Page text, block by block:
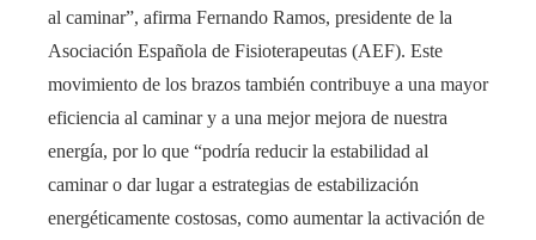
al caminar”, afirma Fernando Ramos, presidente de la
Asociación Española de Fisioterapeutas (AEF). Este
movimiento de los brazos también contribuye a una mayor
eficiencia al caminar y a una mejor mejora de nuestra
energía, por lo que “podría reducir la estabilidad al
caminar o dar lugar a estrategias de estabilización
energéticamente costosas, como aumentar la activación de